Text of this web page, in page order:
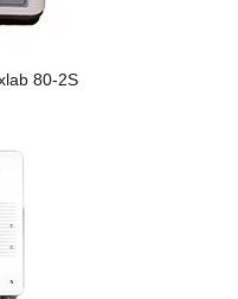
80-2S